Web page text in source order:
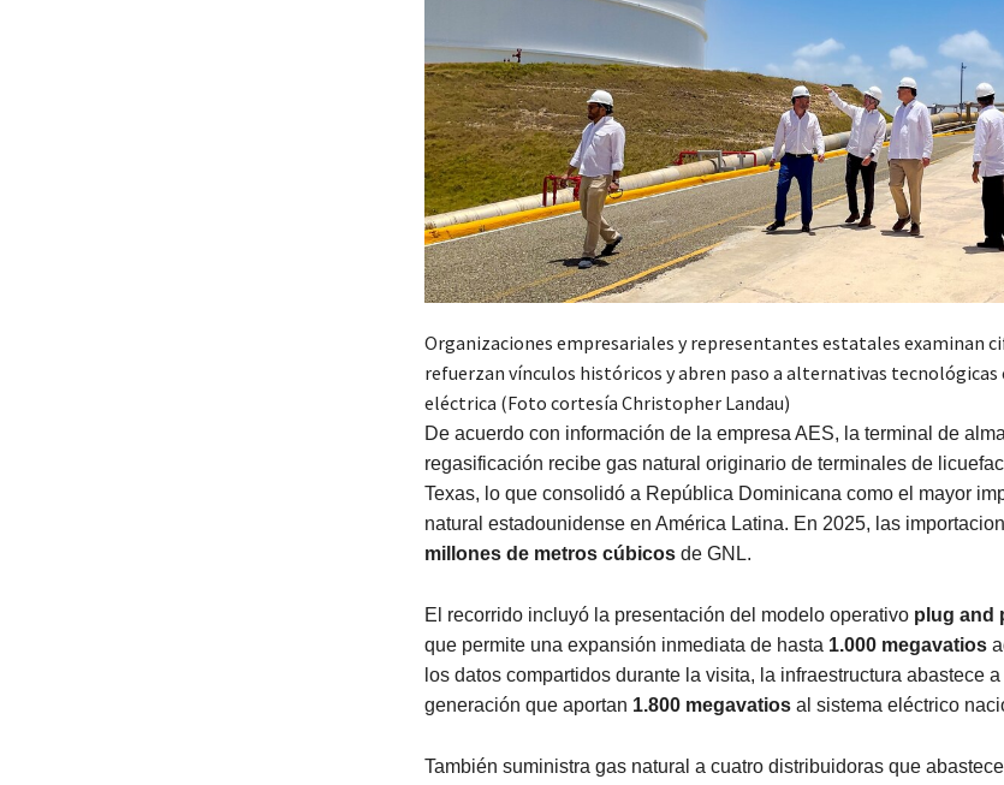
Organizaciones empresariales y representantes estatales examinan
refuerzan vínculos históricos y abren paso a alternativas tecnológicas
eléctrica (Foto cortesía Christopher Landau)
De acuerdo con información de la empresa AES, la terminal de
regasificación recibe gas natural originario de terminales de
Texas, lo que consolidó a República Dominicana como el mayor
natural estadounidense en América Latina. En 2025, las
millones de metros cúbicosde GNL.
El recorrido incluyó la presentación del modelo operativo plug and
que permite una expansión inmediata de hasta 1.000 megavatios
los datos compartidos durante la visita, la infraestructura abastece
generación que aportan 1.800 megavatiosal sistema eléctrico
También suministra gas natural a cuatro distribuidoras que